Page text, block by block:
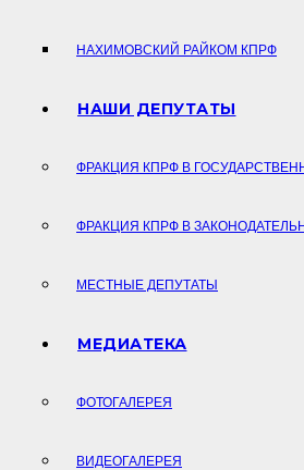
НАХИМОВСКИЙ РАЙКОМ КПРФ
НАШИ ДЕПУТАТЫ
ФРАКЦИЯ КПРФ В
ФРАКЦИЯ КПРФ В
МЕСТНЫЕ ДЕПУТАТЫ
МЕДИАТЕКА
ФОТОГАЛЕРЕЯ
ВИДЕОГАЛЕРЕЯ